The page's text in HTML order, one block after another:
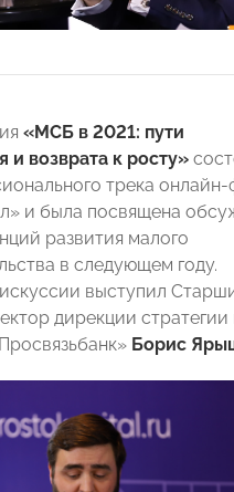
«МСБ в 2021: пути
и возврата к росту»
трека
и была посвящена
развития малого
в следующем году.
выступил
дирекции стратегии
Борис